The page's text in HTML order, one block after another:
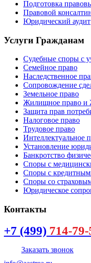
Подготовка
Правовой
Юридический аудит
Услуги Гражданам
Судебные споры с
Семейное право
Наследственное
Сопровождение
Земельное право
Жилищное право
Защита прав
Налоговое право
Трудовое право
Интеллектуальное
Установление
Банкротство
Споры с
Споры с
Споры со
Юридическое
Контакты
+7 (499) 714-79-
Заказать звонок